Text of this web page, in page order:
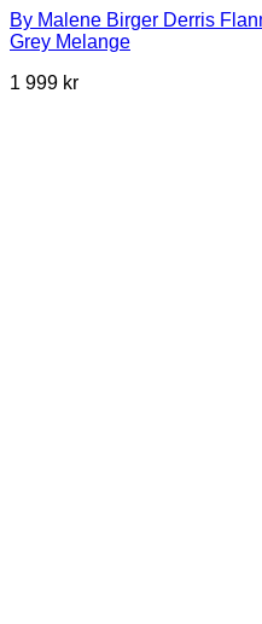
By Malene Birger Derris
Grey Melange
1 999 kr